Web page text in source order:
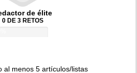
de élite
0 DE 3 RETOS
al menos 5 artículos/listas